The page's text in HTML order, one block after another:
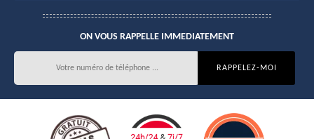
ON VOUS RAPPELLE IMMEDIATEMENT